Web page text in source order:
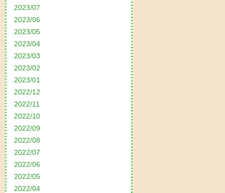
2023/07
2023/06
2023/05
2023/04
2023/03
2023/02
2023/01
2022/12
2022/11
2022/10
2022/09
2022/08
2022/07
2022/06
2022/05
2022/04